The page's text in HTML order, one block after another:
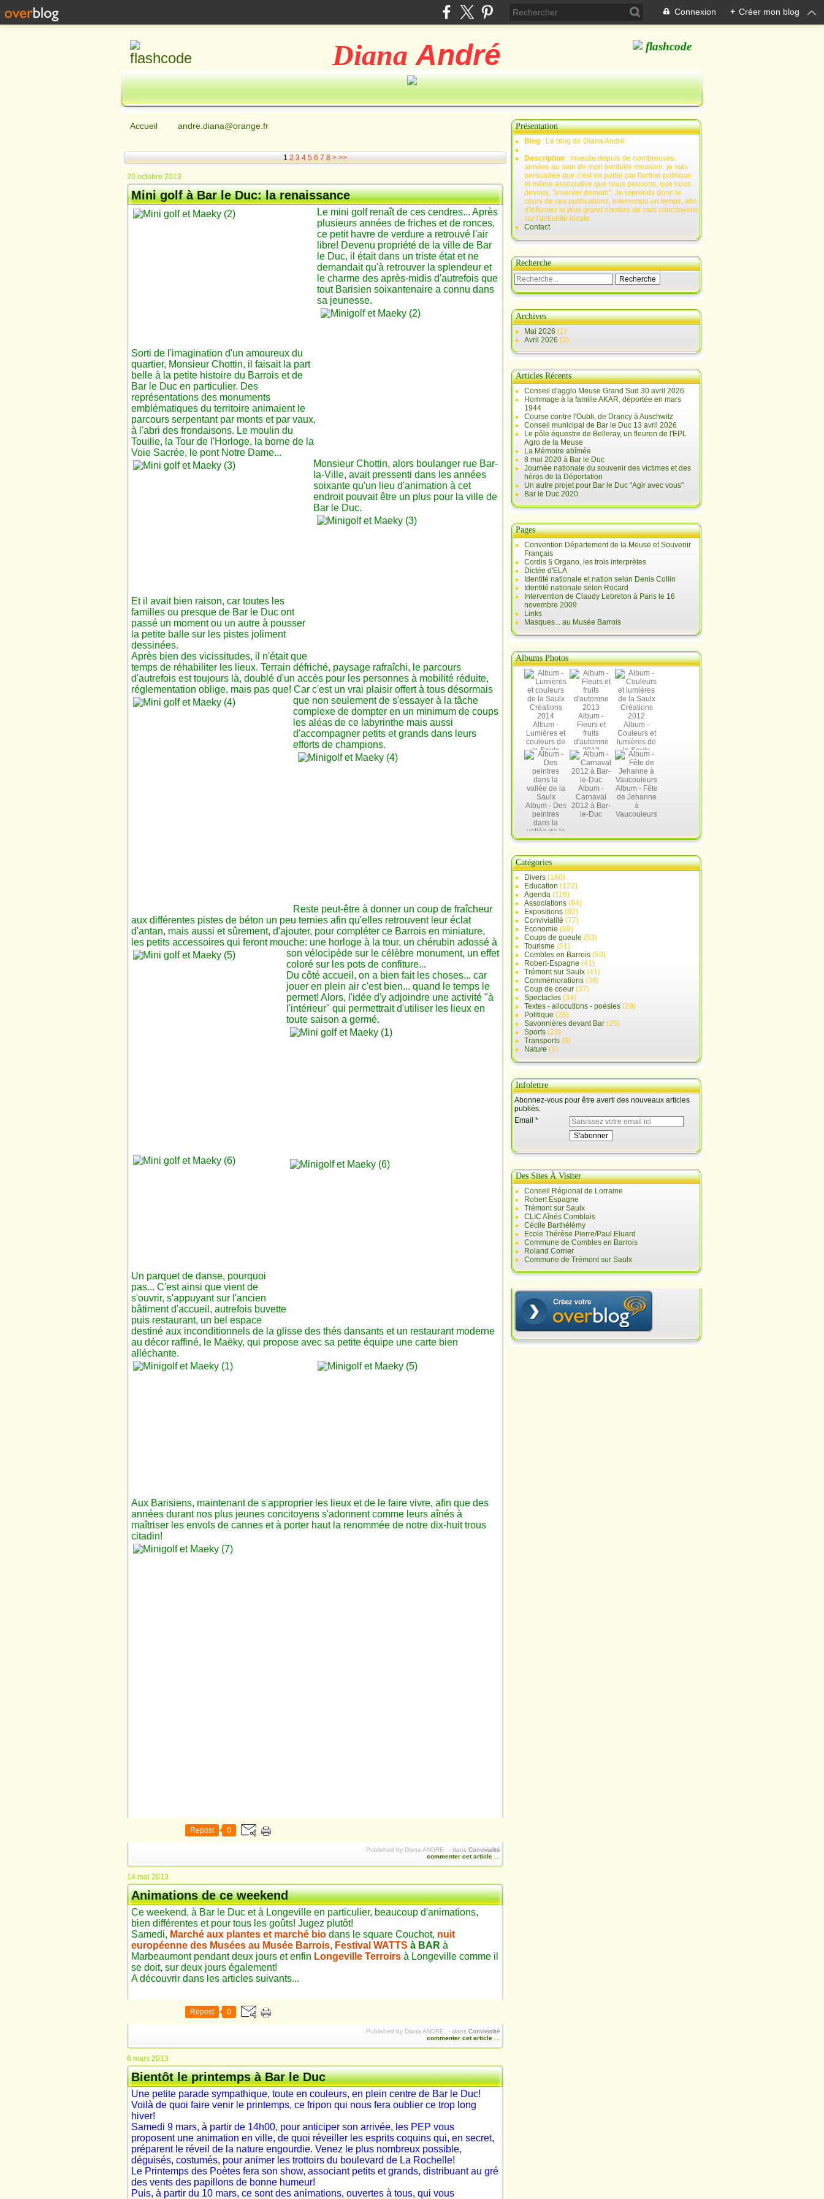
Connexion + Créer mon blog
Diana André
Accueil andre.diana@orange.fr
1 2 3 4 5 6 7 8 > >>
20 octobre 2013
Mini golf à Bar le Duc: la renaissance
Le mini golf renaît de ces cendres... Après
plusieurs années de friches et de ronces,
ce petit havre de verdure a retrouvé l'air
libre! Devenu propriété de la ville de Bar
le Duc, il était dans un triste état et ne
demandait qu'à retrouver la splendeur et
le charme des après-midis d'autrefois que
tout Barisien soixantenaire a connu dans
sa jeunesse.
Sorti de l'imagination d'un amoureux du
quartier, Monsieur Chottin, il faisait la part
belle à la petite histoire du Barrois et de
Bar le Duc en particulier. Des
représentations des monuments
emblématiques du territoire animaient le
parcours serpentant par monts et par vaux,
à l'abri des frondaisons. Le moulin du
Touille, la Tour de l'Horloge, la borne de la
Voie Sacrée, le pont Notre Dame...
Monsieur Chottin, alors boulanger rue Bar-
la-Ville, avait pressenti dans les années
soixante qu'un lieu d'animation à cet
endroit pouvait être un plus pour la ville de
Bar le Duc.
Et il avait bien raison, car toutes les
familles ou presque de Bar le Duc ont
passé un moment ou un autre à pousser
la petite balle sur les pistes joliment
dessinées.
Après bien des vicissitudes, il n'était que
temps de réhabiliter les lieux. Terrain défriché, paysage rafraîchi, le parcours
d'autrefois est toujours là, doublé d'un accès pour les personnes à mobilité réduite,
réglementation oblige, mais pas que! Car c'est un vrai plaisir offert à tous désormais
que non seulement de s'essayer à la tâche
complexe de dompter en un minimum de coups
les aléas de ce labyrinthe mais aussi
d'accompagner petits et grands dans leurs
efforts de champions.
Reste peut-être à donner un coup de fraîcheur
aux différentes pistes de béton un peu ternies afin qu'elles retrouvent leur éclat
d'antan, mais aussi et sûrement, d'ajouter, pour compléter ce Barrois en miniature,
les petits accessoires qui feront mouche: une horloge à la tour, un chérubin adossé à
son vélocipède sur le célèbre monument, un effet
coloré sur les pots de confiture...
Du côté accueil, on a bien fait les choses... car
jouer en plein air c'est bien... quand le temps le
permet! Alors, l'idée d'y adjoindre une activité "à
l'intérieur" qui permettrait d'utiliser les lieux en
toute saison a germé.
Un parquet de danse, pourquoi
pas... C'est ainsi que vient de
s'ouvrir, s'appuyant sur l'ancien
bâtiment d'accueil, autrefois buvette
puis restaurant, un bel espace
destiné aux inconditionnels de la glisse des thés dansants et un restaurant moderne
au décor raffiné, le Maëky, qui propose avec sa petite équipe une carte bien
alléchante.
Aux Barisiens, maintenant de s'approprier les lieux et de le faire vivre, afin que des
années durant nos plus jeunes concitoyens s'adonnent comme leurs aînés à
maîtriser les envols de cannes et à porter haut la renommée de notre dix-huit trous
citadin!
Repost 0
Published by Diana ANDRE - dans Convivialité
commenter cet article
14 mai 2013
Animations de ce weekend
Ce weekend, à Bar le Duc et à Longeville en particulier, beaucoup d'animations,
bien différentes et pour tous les goûts! Jugez plutôt!
Samedi, Marché aux plantes et marché bio dans le square Couchot, nuit
européenne des Musées au Musée Barrois, Festival WATTS à BAR à
Marbeaumont pendant deux jours et enfin Longeville Terroirs à Longeville comme il
se doit, sur deux jours également!
A découvrir dans les articles suivants...
Repost 0
Published by Diana ANDRE - dans Convivialité
commenter cet article
6 mars 2013
Bientôt le printemps à Bar le Duc
Une petite parade sympathique, toute en couleurs, en plein centre de Bar le Duc!
Voilà de quoi faire venir le printemps, ce fripon qui nous fera oublier ce trop long
hiver!
Samedi 9 mars, à partir de 14h00, pour anticiper son arrivée, les PEP vous
proposent une animation en ville, de quoi réveiller les esprits coquins qui, en secret,
préparent le réveil de la nature engourdie. Venez le plus nombreux possible,
déguisés, costumés, pour animer les trottoirs du boulevard de La Rochelle!
Le Printemps des Poètes fera son show, associant petits et grands, distribuant au gré
des vents des papillons de bonne humeur!
Puis, à partir du 10 mars, ce sont des animations, ouvertes à tous, qui vous
Présentation
Blog : Le blog de Diana André
Description : Investie depuis de nombreuses
années au sein de mon territoire meusien, je suis
persuadée que c'est en partie par l'action politique
et même associative que nous pouvons, que nous
devons, "inventer demain". Je reprends donc le
cours de ces publications, interrompu un temps, afin
d'informer le plus grand nombre de mes concitoyens
sur l'actualité locale.
Contact
Recherche
Archives
Mai 2026 (1)
Avril 2026 (3)
Articles Récents
Conseil d'agglo Meuse Grand Sud 30 avril 2026
Hommage à la famille AKAR, déportée en mars
1944
Course contre l'Oubli, de Drancy à Auschwitz
Conseil municipal de Bar le Duc 13 avril 2026
Le pôle équestre de Belleray, un fleuron de l'EPL
Agro de la Meuse
La Mémoire abîmée
8 mai 2020 à Bar le Duc
Journée nationale du souvenir des victimes et des
héros de la Déportation
Un autre projet pour Bar le Duc "Agir avec vous"
Bar le Duc 2020
Pages
Convention Département de la Meuse et Souvenir
Français
Cordis § Organo, les trois interprètes
Dictée d'ELA
Identité nationale et nation selon Denis Collin
Identité nationale selon Rocard
Intervention de Claudy Lebreton à Paris le 16
novembre 2009
Links
Masques... au Musée Barrois
Albums Photos
Album -
Lumières et
couleurs de
la Saulx
Créations
2014
Album -
Fleurs et
fruits
d'automne
2013
Album -
Couleurs et
lumières de
la Saulx
Créations
2012
Album - Des
peintres
dans la
vallée de la
Saulx
Album -
Carnaval
2012 à Bar-
le-Duc
Album - Fête
de Jehanne
à
Vaucouleurs
Catégories
Divers (160)
Education (122)
Agenda (116)
Associations (94)
Expositions (82)
Convivialité (77)
Economie (69)
Coups de gueule (53)
Tourisme (51)
Combles en Barrois (50)
Robert-Espagne (41)
Trémont sur Saulx (41)
Commémorations (38)
Coup de coeur (37)
Spectacles (34)
Textes - allocutions - poésies (29)
Politique (26)
Savonnières devant Bar (25)
Sports (23)
Transports (8)
Nature (1)
Infolettre
Abonnez-vous pour être averti des nouveaux articles
publiés.
Email
Des Sites À Visiter
Conseil Régional de Lorraine
Robert Espagne
Trémont sur Saulx
CLIC Aînés Comblais
Cécile Barthélémy
Ecole Thérèse Pierre/Paul Eluard
Commune de Combles en Barrois
Roland Corrier
Commune de Trémont sur Saulx